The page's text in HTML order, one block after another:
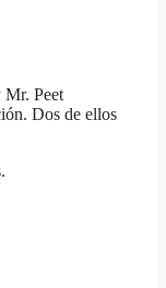
Mr. Peet
Dos de ellos